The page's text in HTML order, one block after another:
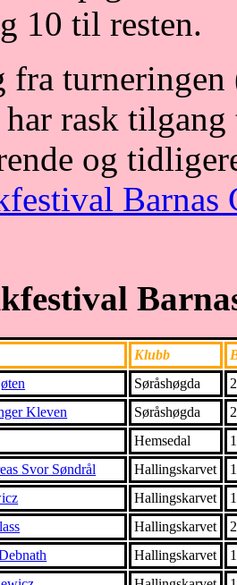
10 til resten.
fra
rask
og
Barnas
Klubb
Søråshøgda
Kleven Søråshøgda
Hemsedal
Svor Søndrål Hallingskarvet
Hallingskarvet
Hallingskarvet
Hallingskarvet